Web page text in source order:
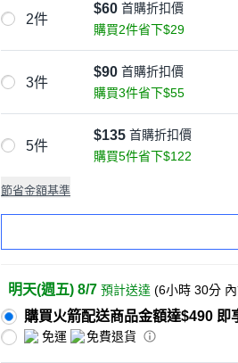
2件
$60 首購折扣價
購買2件省下$29
3件
$90 首購折扣價
購買3件省下$55
5件
$135 首購折扣價
購買5件省下$122
節省金額基準
明天(週五) 8/7 預計送達 (6小時 30分
購買火箭配送商品金額達$490 即
免運 免費退貨